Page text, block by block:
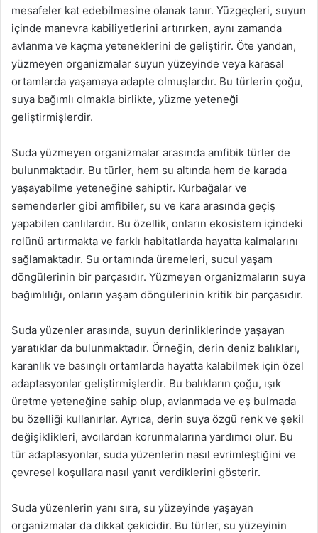
mesafeler kat edebilmesine olanak tanır. Yüzgeçleri, suyun
içinde manevra kabiliyetlerini artırırken, aynı zamanda
avlanma ve kaçma yeteneklerini de geliştirir. Öte yandan,
yüzmeyen organizmalar suyun yüzeyinde veya karasal
ortamlarda yaşamaya adapte olmuşlardır. Bu türlerin çoğu,
suya bağımlı olmakla birlikte, yüzme yeteneği
geliştirmişlerdir.
Suda yüzmeyen organizmalar arasında amfibik türler de
bulunmaktadır. Bu türler, hem su altında hem de karada
yaşayabilme yeteneğine sahiptir. Kurbağalar ve
semenderler gibi amfibiler, su ve kara arasında geçiş
yapabilen canlılardır. Bu özellik, onların ekosistem içindeki
rolünü artırmakta ve farklı habitatlarda hayatta kalmalarını
sağlamaktadır. Su ortamında üremeleri, sucul yaşam
döngülerinin bir parçasıdır. Yüzmeyen organizmaların suya
bağımlılığı, onların yaşam döngülerinin kritik bir parçasıdır.
Suda yüzenler arasında, suyun derinliklerinde yaşayan
yaratıklar da bulunmaktadır. Örneğin, derin deniz balıkları,
karanlık ve basınçlı ortamlarda hayatta kalabilmek için özel
adaptasyonlar geliştirmişlerdir. Bu balıkların çoğu, ışık
üretme yeteneğine sahip olup, avlanmada ve eş bulmada
bu özelliği kullanırlar. Ayrıca, derin suya özgü renk ve şekil
değişiklikleri, avcılardan korunmalarına yardımcı olur. Bu
tür adaptasyonlar, suda yüzenlerin nasıl evrimleştiğini ve
çevresel koşullara nasıl yanıt verdiklerini gösterir.
Suda yüzenlerin yanı sıra, su yüzeyinde yaşayan
organizmalar da dikkat çekicidir. Bu türler, su yüzeyinin